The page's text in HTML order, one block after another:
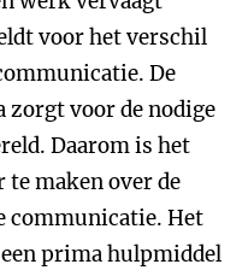
voor het verschil
De
zorgt voor de nodige
Daarom is het
maken over de
communicatie. Het
prima hulpmiddel